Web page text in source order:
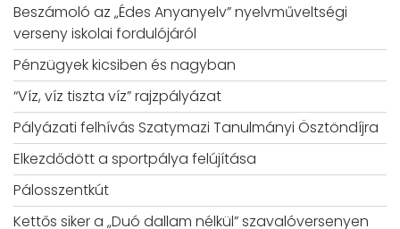
Beszámoló az „Édes Anyanyelv” nyelvműveltségi
verseny iskolai fordulójáról
Pénzügyek kicsiben és nagyban
“Víz, víz tiszta víz” rajzpályázat
Pályázati felhívás Szatymazi Tanulmányi Ösztöndíjra
Elkezdődött a sportpálya felújítása
Pálosszentkút
Kettős siker a „Duó dallam nélkül” szavalóversenyen